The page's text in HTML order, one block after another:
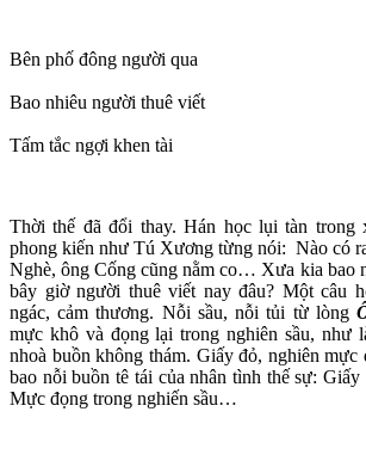
Bên phố đông người qua
Bao nhiêu người thuê viết
Tấm tắc ngợi khen tài
Thời thế đã đổi thay. Hán học lụi tàn trong
phong kiến như Tú Xương từng nói: Nào có
Nghè, ông Cống cũng nằm co… Xưa kia bao
bây giờ người thuê viết nay đâu? Một câu
ngác, cảm thương. Nỗi sầu, nỗi tủi từ lòng
mực khô và đọng lại trong nghiên sầu, như
nhoà buồn không thám. Giấy đỏ, nghiên mực
bao nỗi buồn tê tái của nhân tình thế sự:
Mực đọng trong nghiến sầu…